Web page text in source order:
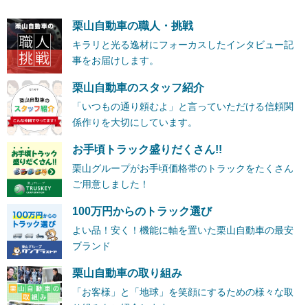
栗山自動車の職人・挑戦
キラリと光る逸材にフォーカスしたインタビュー記
事をお届けします。
栗山自動車のスタッフ紹介
「いつもの通り頼むよ」と言っていただける信頼関
係作りを大切にしています。
お手頃トラック盛りだくさん!!
栗山グループがお手頃価格帯のトラックをたくさん
ご用意しました！
100万円からのトラック選び
よい品！安く！機能に軸を置いた栗山自動車の最安
ブランド
栗山自動車の取り組み
「お客様」と「地球」を笑顔にするための様々な取